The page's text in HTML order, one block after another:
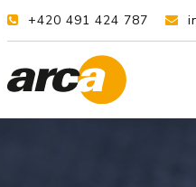
+420 491 424 787